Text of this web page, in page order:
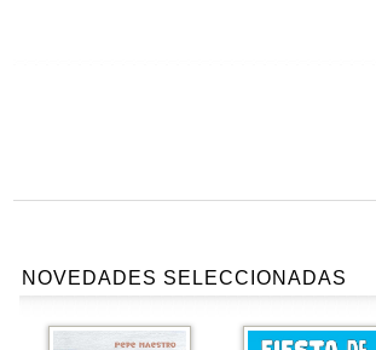
NOVEDADES SELECCIONADAS